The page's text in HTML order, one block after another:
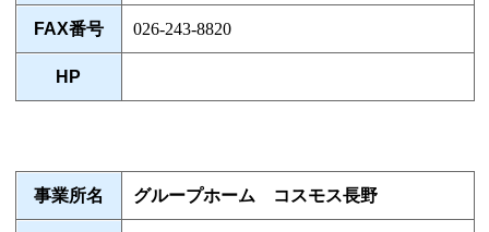
FAX番号 026-243-8820
HP
事業所名 グループホーム コスモス長野